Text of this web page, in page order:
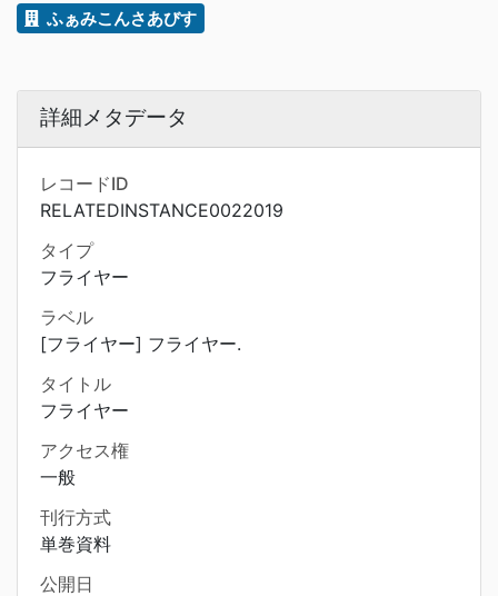
ふぁみこんさあびす
詳細メタデータ
レコードID
RELATEDINSTANCE0022019
タイプ
フライヤー
ラベル
[フライヤー] フライヤー.
タイトル
フライヤー
アクセス権
一般
刊行方式
単巻資料
公開日